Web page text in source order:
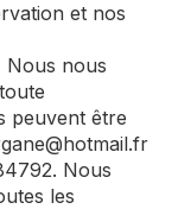
et nos
Nous nous
peuvent être
Nous
les